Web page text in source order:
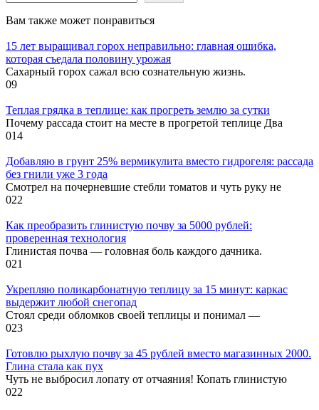
Вам также может понравиться
15 лет выращивал горох неправильно: главная ошибка,
которая съедала половину урожая
Сахарный горох сажал всю сознательную жизнь.
09
Теплая грядка в теплице: как прогреть землю за сутки
Почему рассада стоит на месте в прогретой теплице Два
014
Добавляю в грунт 25% вермикулита вместо гидрогеля: рассада
без гнили уже 3 года
Смотрел на почерневшие стебли томатов и чуть руку не
022
Как преобразить глинистую почву за 5000 рублей:
проверенная технология
Глинистая почва — головная боль каждого дачника.
021
Укрепляю поликарбонатную теплицу за 15 минут: каркас
выдержит любой снегопад
Стоял среди обломков своей теплицы и понимал —
023
Готовлю рыхлую почву за 45 рублей вместо магазинных 2000.
Глина стала как пух
Чуть не выбросил лопату от отчаяния! Копать глинистую
022